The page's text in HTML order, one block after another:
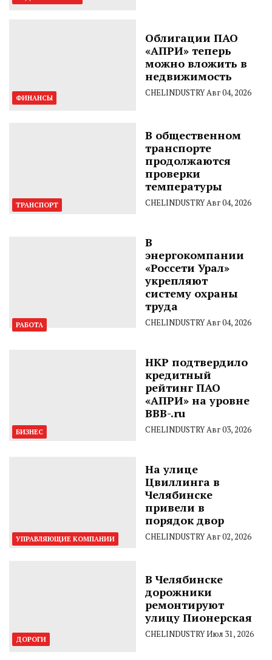
ФИНАНСЫ
Облигации ПАО
«АПРИ» теперь
можно вложить в
недвижимость
CHELINDUSTRYАвг 04, 2026
ТРАНСПОРТ
В общественном
транспорте
продолжаются
проверки
температуры
CHELINDUSTRYАвг 04, 2026
РАБОТА
В
энергокомпании
«Россети Урал»
укрепляют
систему охраны
труда
CHELINDUSTRYАвг 04, 2026
БИЗНЕС
НКР подтвердило
кредитный
рейтинг ПАО
«АПРИ» на уровне
BBB-.ru
CHELINDUSTRYАвг 03, 2026
УПРАВЛЯЮЩИЕ КОМПАНИИ
На улице
Цвиллинга в
Челябинске
привели в
порядок двор
CHELINDUSTRYАвг 02, 2026
ДОРОГИ
В Челябинске
дорожники
ремонтируют
улицу Пионерская
CHELINDUSTRYИюл 31, 2026